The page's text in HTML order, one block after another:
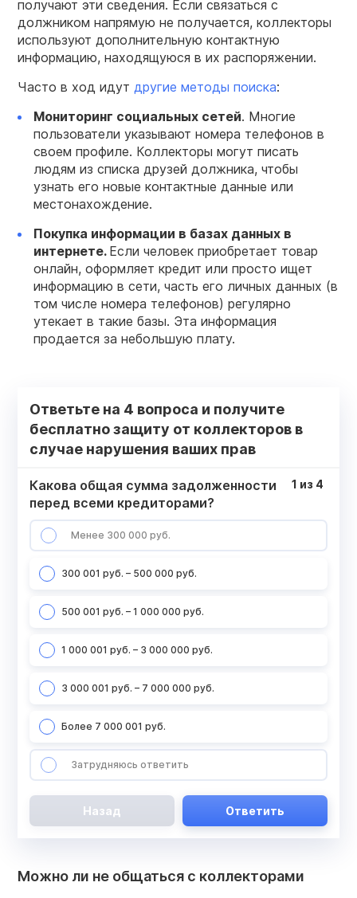
получают эти сведения. Если связаться с
должником напрямую не получается, коллекторы
используют дополнительную контактную
информацию, находящуюся в их распоряжении.
Часто в ход идут другие методы поиска:
Мониторинг социальных сетей. Многие
пользователи указывают номера телефонов в
своем профиле. Коллекторы могут писать
людям из списка друзей должника, чтобы
узнать его новые контактные данные или
местонахождение.
Покупка информации в базах данных в
интернете. Если человек приобретает товар
онлайн, оформляет кредит или просто ищет
информацию в сети, часть его личных данных (в
том числе номера телефонов) регулярно
утекает в такие базы. Эта информация
продается за небольшую плату.
Ответьте на 4 вопроса и получите
бесплатно защиту от коллекторов в
случае нарушения ваших прав
Какова общая сумма задолженности
перед всеми кредиторами?
Менее 300 000 руб.
300 001 руб. – 500 000 руб.
500 001 руб. – 1 000 000 руб.
1 000 001 руб. – 3 000 000 руб.
3 000 001 руб. – 7 000 000 руб.
Более 7 000 001 руб.
Затрудняюсь ответить
1 из 4
Назад Ответить
Можно ли не общаться с коллекторами